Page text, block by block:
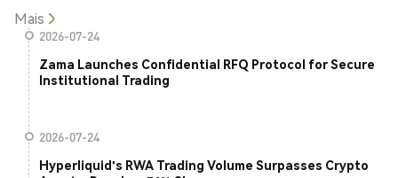
Mais
2026-07-24
Zama Launches Confidential RFQ Protocol for Secure
Institutional Trading
2026-07-24
Hyperliquid's RWA Trading Volume Surpasses Crypto